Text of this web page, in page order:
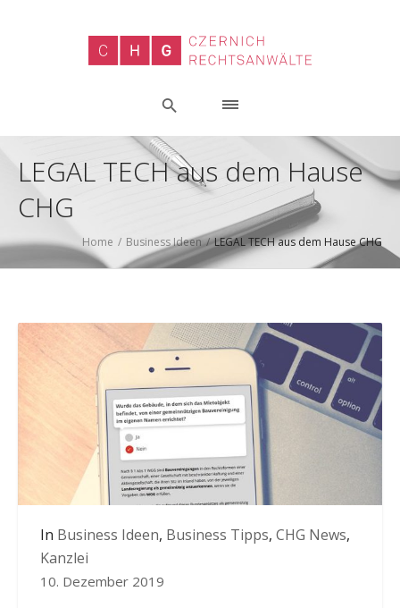
LEGAL TECH aus dem Hause
CHG
Home / Business Ideen /LEGAL TECH aus dem Hause CHG
In Business Ideen, Business Tipps, CHG News,
Kanzlei
10. Dezember 2019